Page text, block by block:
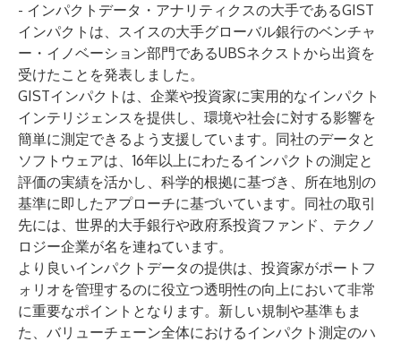
- インパクトデータ・アナリティクスの大手であるGIST
インパクトは、スイスの大手グローバル銀行のベンチャ
ー・イノベーション部門であるUBSネクストから出資を
受けたことを発表しました。
GISTインパクトは、企業や投資家に実用的なインパクト
インテリジェンスを提供し、環境や社会に対する影響を
簡単に測定できるよう支援しています。同社のデータと
ソフトウェアは、16年以上にわたるインパクトの測定と
評価の実績を活かし、科学的根拠に基づき、所在地別の
基準に即したアプローチに基づいています。同社の取引
先には、世界的大手銀行や政府系投資ファンド、テクノ
ロジー企業が名を連ねています。
より良いインパクトデータの提供は、投資家がポートフ
ォリオを管理するのに役立つ透明性の向上において非常
に重要なポイントとなります。新しい規制や基準もま
た、バリューチェーン全体におけるインパクト測定のハ